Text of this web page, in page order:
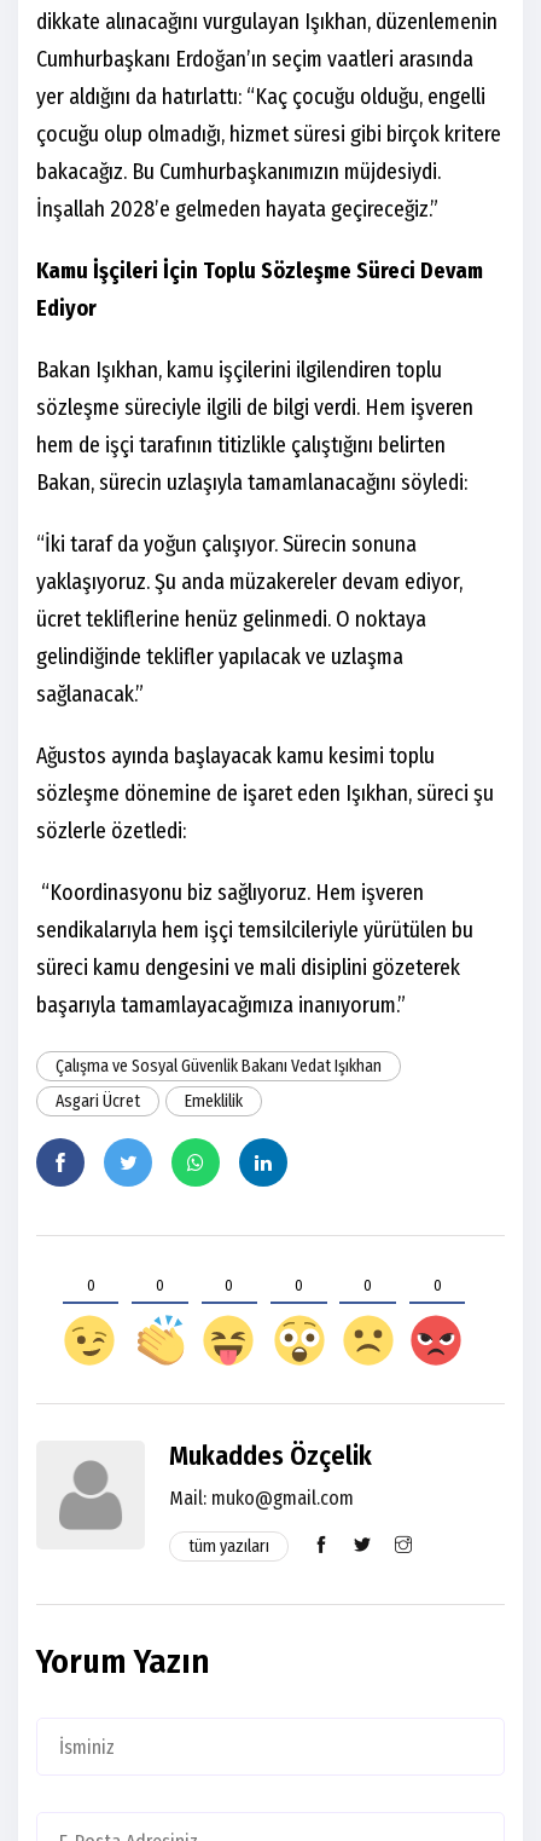
dikkate alınacağını vurgulayan Işıkhan, düzenlemenin
Cumhurbaşkanı Erdoğan’ın seçim vaatleri arasında
yer aldığını da hatırlattı: “Kaç çocuğu olduğu, engelli
çocuğu olup olmadığı, hizmet süresi gibi birçok kritere
bakacağız. Bu Cumhurbaşkanımızın müjdesiydi.
İnşallah 2028’e gelmeden hayata geçireceğiz.”
Kamu İşçileri İçin Toplu Sözleşme Süreci Devam
Ediyor
Bakan Işıkhan, kamu işçilerini ilgilendiren toplu
sözleşme süreciyle ilgili de bilgi verdi. Hem işveren
hem de işçi tarafının titizlikle çalıştığını belirten
Bakan, sürecin uzlaşıyla tamamlanacağını söyledi:
“İki taraf da yoğun çalışıyor. Sürecin sonuna
yaklaşıyoruz. Şu anda müzakereler devam ediyor,
ücret tekliflerine henüz gelinmedi. O noktaya
gelindiğinde teklifler yapılacak ve uzlaşma
sağlanacak.”
Ağustos ayında başlayacak kamu kesimi toplu
sözleşme dönemine de işaret eden Işıkhan, süreci şu
sözlerle özetledi:
“Koordinasyonu biz sağlıyoruz. Hem işveren
sendikalarıyla hem işçi temsilcileriyle yürütülen bu
süreci kamu dengesini ve mali disiplini gözeterek
başarıyla tamamlayacağımıza inanıyorum.”
Çalışma ve Sosyal Güvenlik Bakanı Vedat Işıkhan
Asgari Ücret
Emeklilik
0 0 0 0 0 0
Mukaddes Özçelik
Mail: muko@gmail.com
tüm yazıları
Yorum Yazın